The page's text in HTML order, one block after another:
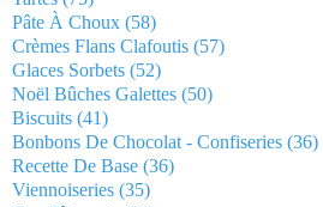
Pâte À Choux (58)
Crèmes Flans Clafoutis (57)
Glaces Sorbets (52)
Noël Bûches Galettes (50)
Biscuits (41)
Bonbons De Chocolat - Confiseries (36)
Recette De Base (36)
Viennoiseries (35)